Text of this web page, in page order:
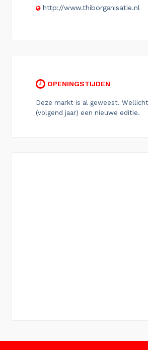
http://www.thiborganisatie.nl
OPENINGSTIJDEN
Deze markt is al geweest.
(volgend jaar) een nieuwe editie.